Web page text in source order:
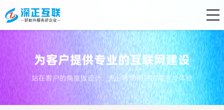
为客户提供专业的互联网建设
站在客户的角度做设计，充分考虑用户的需求与体验